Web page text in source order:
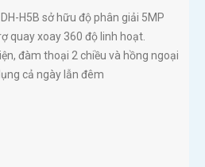
H5B sở hữu độ phân giải 5MP
quay xoay 360 độ linh hoạt.
đàm thoại 2 chiều và hồng ngoại
cả ngày lẫn đêm